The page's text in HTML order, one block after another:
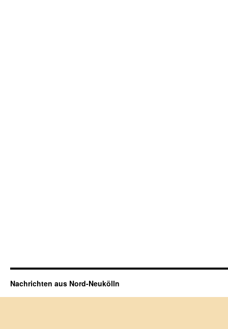
Nachrichten aus Nord-Neukölln